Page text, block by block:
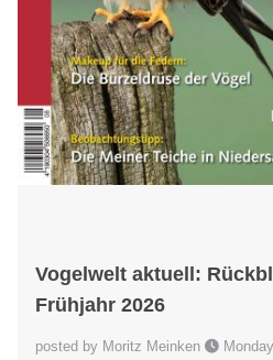
Vogelwelt aktuell:
Frühjahr 2026
posted by Moritz Meinken